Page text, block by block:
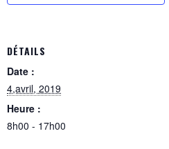
DÉTAILS
Date :
4,avril, 2019
Heure :
8h00 - 17h00